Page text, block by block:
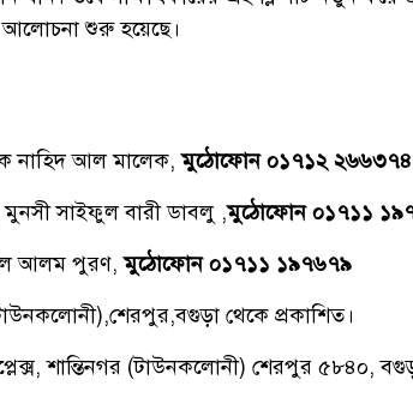
আলোচনা শুরু হয়েছে।
নাহিদ আল মালেক,মুঠোফোন ০১৭১২ ২৬৬৩৭৪
সাইফুল বারী ডাবলু ,মুঠোফোন ০১৭১১
আলম পুরণ,মুঠোফোন ০১৭১১ ১৯৭৬৭৯
থেকে প্রকাশিত।
শান্তিনগর (টাউনকলোনী) শেরপুর ৫৮৪০,